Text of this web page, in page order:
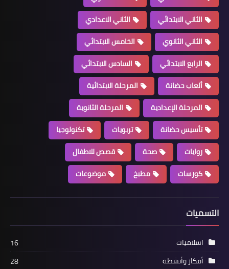
الثاني الابتدائي
الثاني الاعدادي
الثاني الثانوي
الخامس الابتدائي
الرابع الابتدائي
السادس الابتدائي
ألعاب حضانة
المرحلة الابتدائية
المرحلة الإعدادية
المرحلة الثانوية
تأسيس حضانة
تربويات
تكنولوجيا
روايات
صحة
قصص للاطفال
كورسات
مطبخ موضوعات
التسميات
اسلاميات
16
أفكار وأنشطة
28